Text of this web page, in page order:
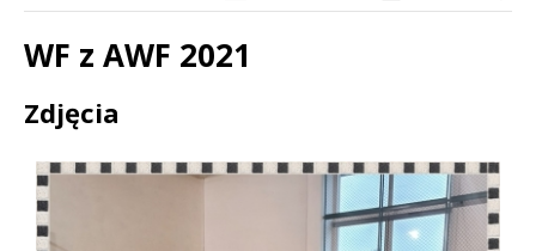
WF z AWF 2021
Treść
Zdjęcia